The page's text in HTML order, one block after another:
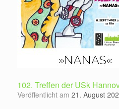
102. Treffen der USk
Veröffentlicht am 21. August